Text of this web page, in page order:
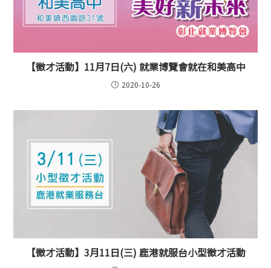
【徵才活動】11月7日(六) 就業博覽會就在和美高中
2020-10-26
【徵才活動】3月11日(三) 鹿港就服台小型徵才活動